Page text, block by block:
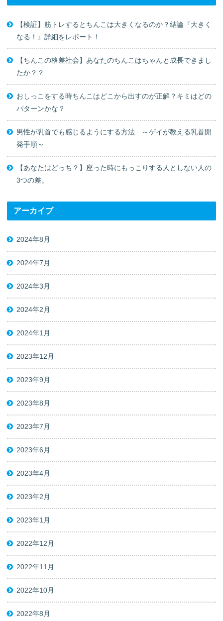
【検証】筋トレするとちんこは大きくなるのか？結論『大きく
なる！』詳細をレポート！
【ちんこの格差社会】あなたのちんこはちゃんと成長できまし
たか？？
おしっこをする時ちんこはどこから出すのが正解？キミはどの
パターンかな？
男性が乳首でも感じるようにする方法 ～ゲイが教える乳首開
発手順～
【あなたはどっち？】座った時にもっこりする人としない人の
3つの差。
アーカイブ
2024年8月
2024年7月
2024年3月
2024年2月
2024年1月
2023年12月
2023年9月
2023年8月
2023年7月
2023年6月
2023年4月
2023年2月
2023年1月
2022年12月
2022年11月
2022年10月
2022年8月